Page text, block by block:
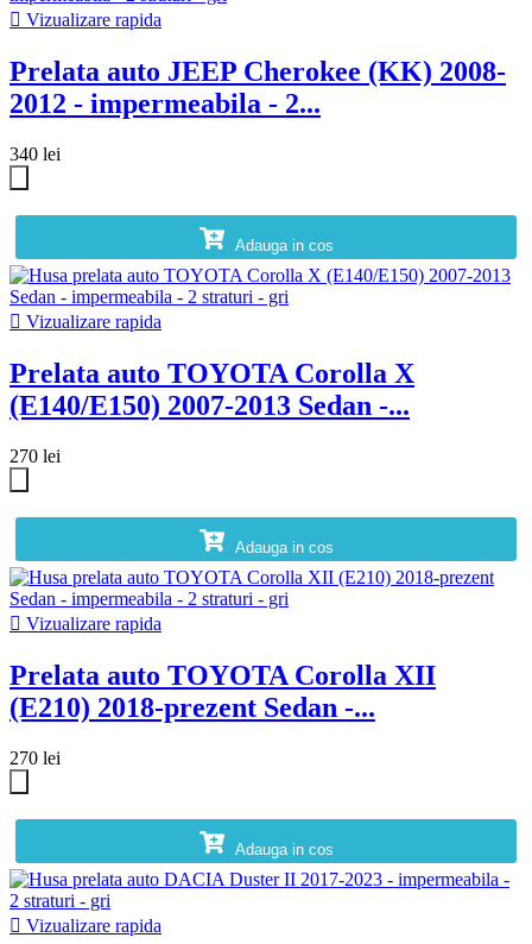
 Vizualizare rapida
Prelata auto JEEP Cherokee (KK) 2008-
2012 - impermeabila - 2...
340 lei
Adauga in cos
 Vizualizare rapida
Prelata auto TOYOTA Corolla X
(E140/E150) 2007-2013 Sedan -...
270 lei
Adauga in cos
 Vizualizare rapida
Prelata auto TOYOTA Corolla XII
(E210) 2018-prezent Sedan -...
270 lei
Adauga in cos
 Vizualizare rapida